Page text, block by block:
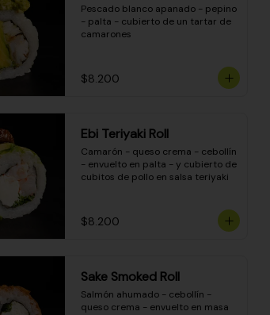
Pescado blanco apanado - pepino
- palta - cubierto de un tartar de
camarones
$8.200
Ebi Teriyaki Roll
Camarón - queso crema - cebollín
- envuelto en palta - y cubierto de
cubitos de pollo en salsa teriyaki
$8.200
Sake Smoked Roll
Salmón ahumado - cebollín -
queso crema - envuelto en masa